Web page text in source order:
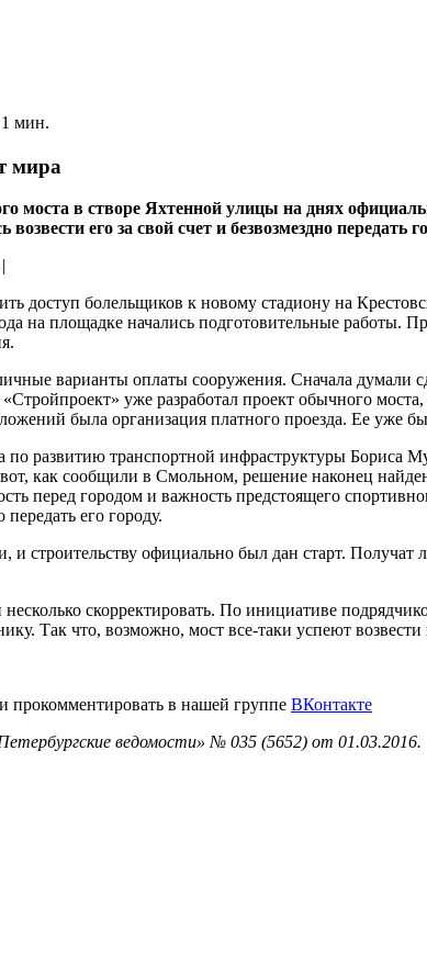
мин.
мира
моста в створе Яхтенной улицы на днях
его за свой счет и безвозмездно передать
доступ болельщиков к новому стадиону на
на площадке начались подготовительные работы.
варианты оплаты сооружения. Сначала думали
уже разработал проект обычного
была организация платного проезда. Ее уже
развитию транспортной инфраструктуры Бориса
как сообщили в Смольном, решение наконец
перед городом и важность предстоящего
передать его городу.
и строительству официально был дан старт.
скорректировать. По инициативе
Так что, возможно, мост все-таки успеют
прокомментировать в нашей группе ВКонтакте
ведомости» № 035 (5652) от 01.03.2016.